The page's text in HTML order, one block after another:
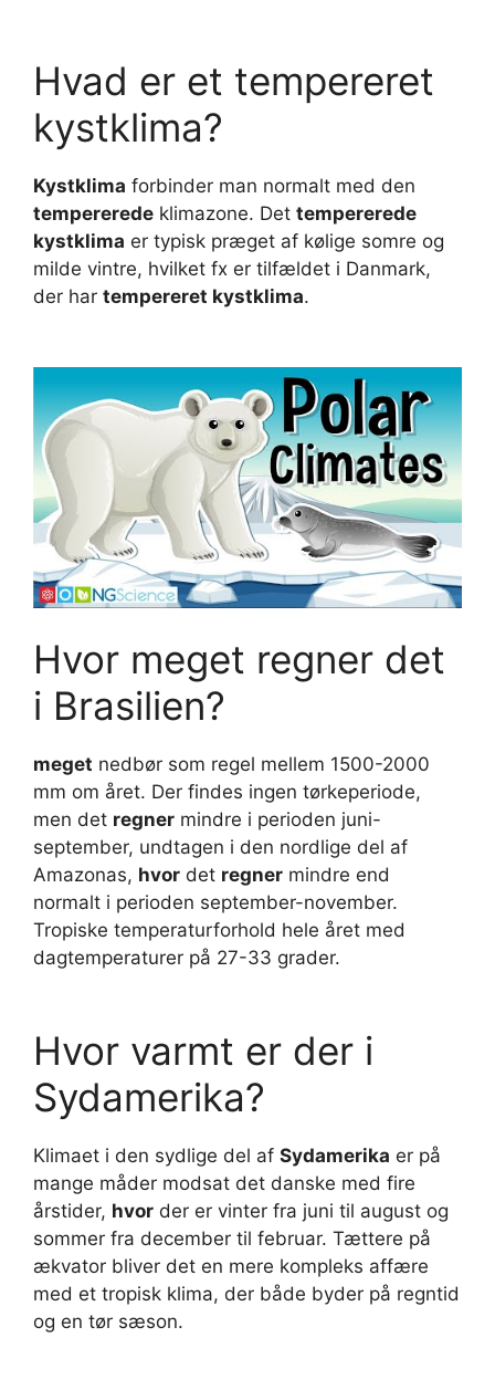
Hvad er et tempereret
kystklima?
Kystklima forbinder man normalt med den
tempererede klimazone. Det tempererede
kystklima er typisk præget af kølige somre og
milde vintre, hvilket fx er tilfældet i Danmark,
der har tempereret kystklima.
Hvor meget regner det
i Brasilien?
meget nedbør som regel mellem 1500-2000
mm om året. Der findes ingen tørkeperiode,
men det regner mindre i perioden juni-
september, undtagen i den nordlige del af
Amazonas, hvor det regner mindre end
normalt i perioden september-november.
Tropiske temperaturforhold hele året med
dagtemperaturer på 27-33 grader.
Hvor varmt er der i
Sydamerika?
Klimaet i den sydlige del af Sydamerika er på
mange måder modsat det danske med fire
årstider, hvor der er vinter fra juni til august og
sommer fra december til februar. Tættere på
ækvator bliver det en mere kompleks affære
med et tropisk klima, der både byder på regntid
og en tør sæson.